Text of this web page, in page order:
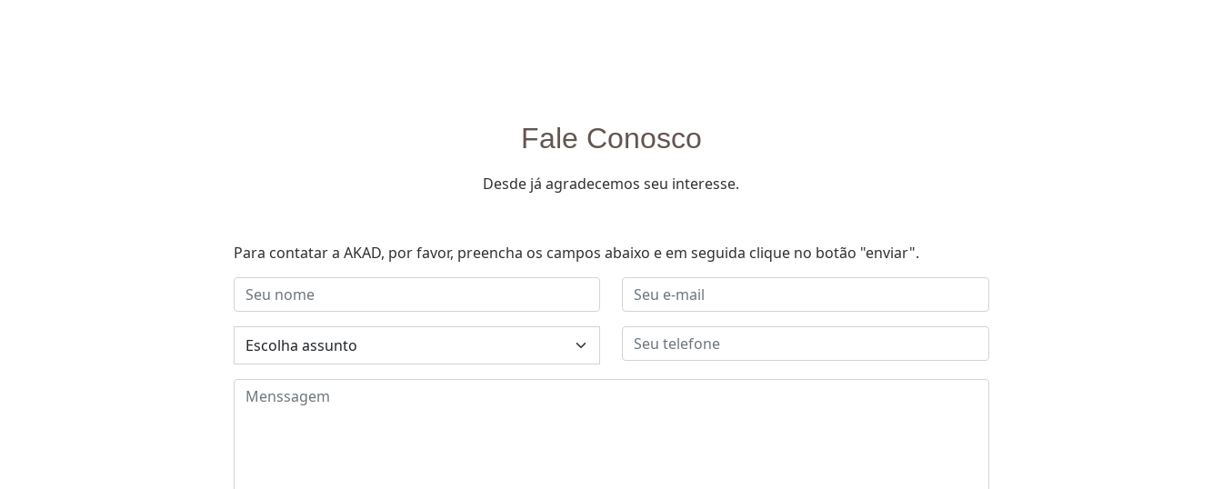
Fale Conosco
Desde já agradecemos seu interesse.
Para contatar a AKAD, por favor, preencha os campos abaixo e em seguida clique no botão "enviar".